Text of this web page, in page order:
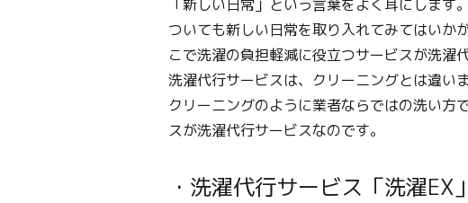
「新しい日常」という言葉をよく耳にしま
ついても新しい日常を取り入れてみてはいか
こで洗濯の負担軽減に役立つサービスが洗濯
洗濯代行サービスは、クリーニングとは違い
クリーニングのように業者ならではの洗い方
スが洗濯代行サービスなのです。
・洗濯代行サービス「洗濯EX